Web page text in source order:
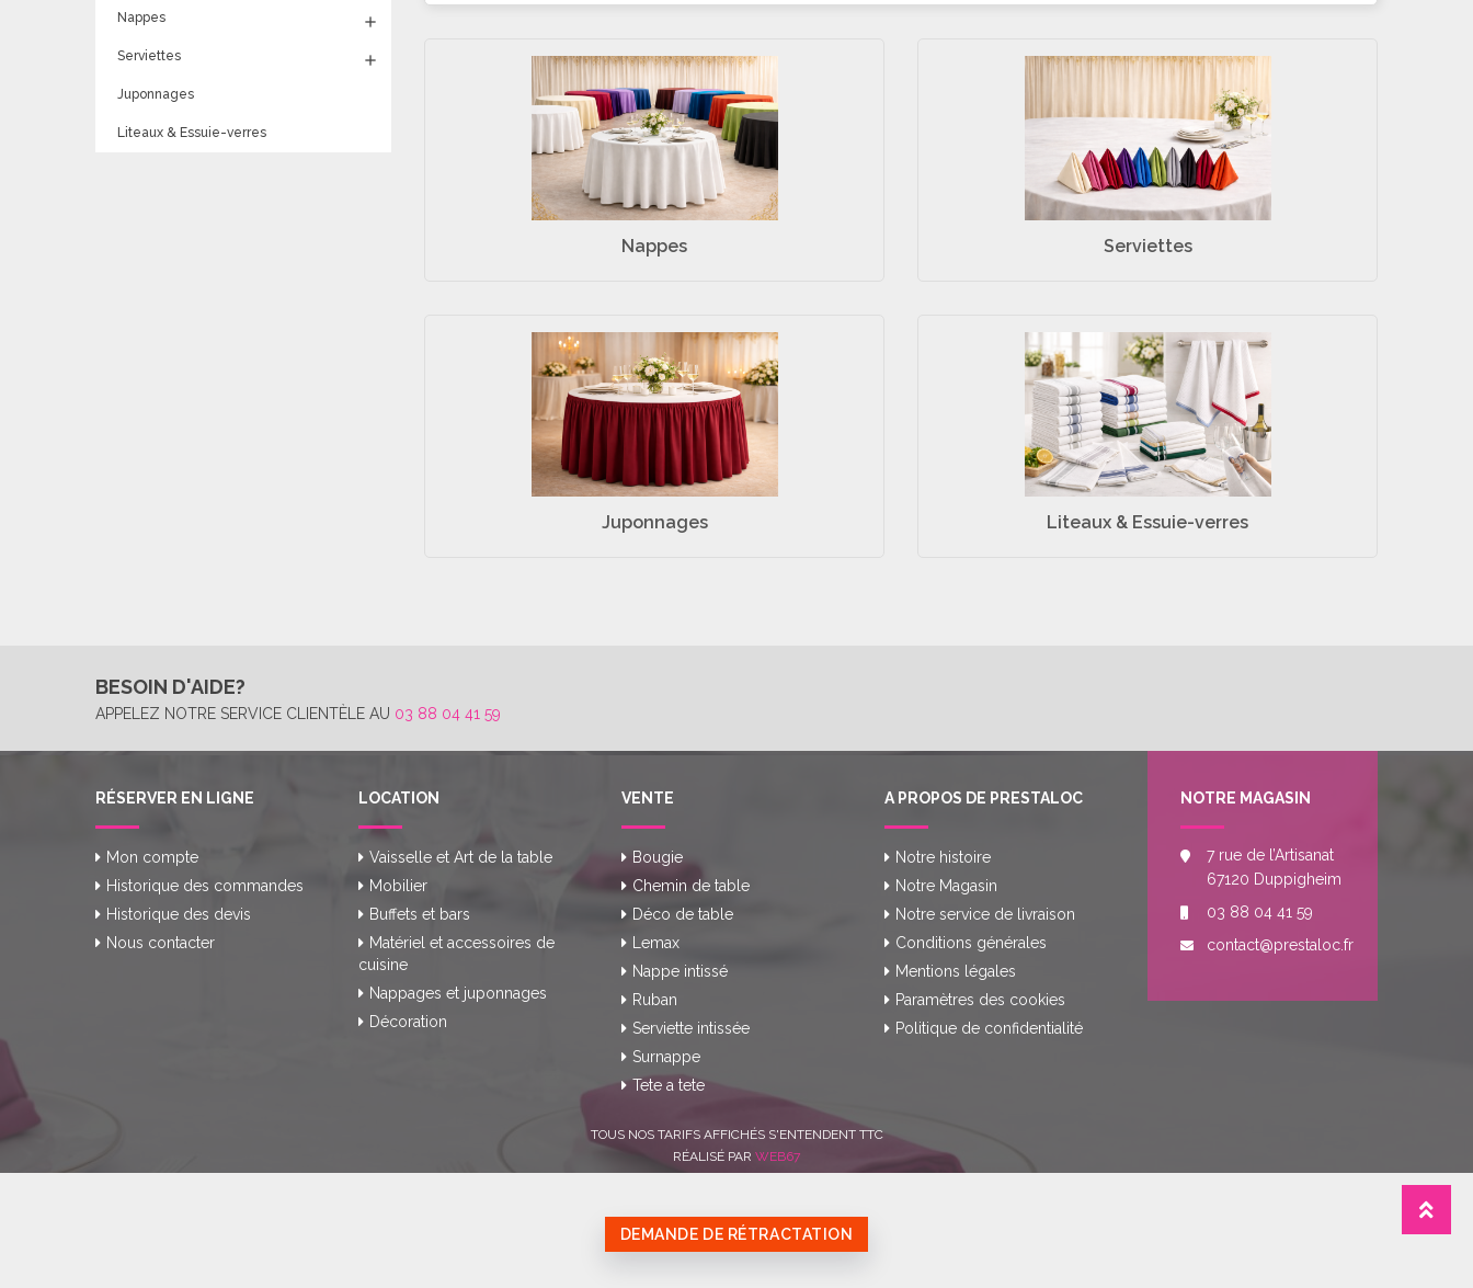
Nappes 
Serviettes 
Juponnages
Liteaux & Essuie-verres
Nappes Serviettes
Juponnages Liteaux & Essuie-verres
BESOIN D'AIDE?
APPELEZ NOTRE SERVICE CLIENTÈLE AU 03 88 04 41 59
RÉSERVER EN LIGNE
Mon compte
Historique des commandes
Historique des devis
Nous contacter
LOCATION
Vaisselle et Art de la table
Mobilier
Buffets et bars
Matériel et accessoires de
cuisine
Nappages et juponnages
Décoration
VENTE
Bougie
Chemin de table
Déco de table
Lemax
Nappe intissé
Ruban
Serviette intissée
Surnappe
Tete a tete
A PROPOS DE PRESTALOC
Notre histoire
Notre Magasin
Notre service de livraison
Conditions générales
Mentions légales
Paramètres des cookies
Politique de confidentialité
NOTRE MAGASIN
7 rue de l’Artisanat
67120 Duppigheim
03 88 04 41 59
contact@prestaloc.fr
TOUS NOS TARIFS AFFICHÉS S'ENTENDENT TTC
RÉALISÉ PAR WEB67
DEMANDE DE RÉTRACTATION